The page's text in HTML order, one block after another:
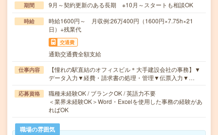
期間 9月～契約更新のある長期 ※10月～スタートも相談OK
時給
時給1600円～ 月収例:26万400円（1600円×7.75h×21
日）+残業代
交通費
通勤交通費全額支給
仕事内容
【憧れの駅直結のオフィスビル＊大手建設会社の事務】▼
データ入力▼経費・請求書の処理・管理▼伝票入力▼…
応募資格
職種未経験OK / ブランクOK / 英語力不要
＜業界未経験OK＞Word・Excelを使用した事務の経験があ
ればOK
職場の雰囲気